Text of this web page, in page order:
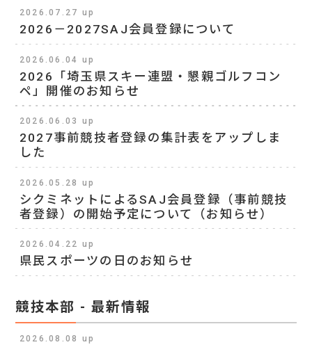
2026.07.27 up
2026－2027SAJ会員登録について
2026.06.04 up
2026「埼玉県スキー連盟・懇親ゴルフコン
ペ」開催のお知らせ
2026.06.03 up
2027事前競技者登録の集計表をアップしま
した
2026.05.28 up
シクミネットによるSAJ会員登録（事前競技
者登録）の開始予定について（お知らせ）
2026.04.22 up
県民スポーツの日のお知らせ
競技本部 - 最新情報
2026.08.08 up